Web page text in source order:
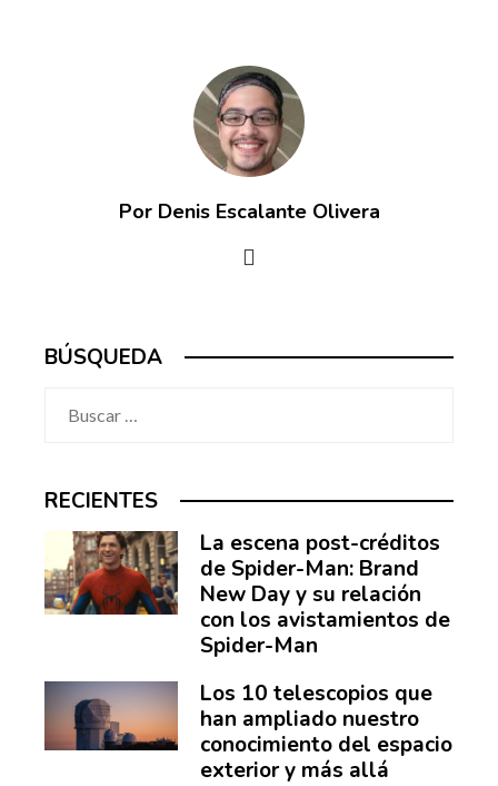
Por Denis Escalante Olivera
BÚSQUEDA
RECIENTES
La escena post-créditos
de Spider-Man: Brand
New Day y su relación
con los avistamientos de
Spider-Man
Los 10 telescopios que
han ampliado nuestro
conocimiento del espacio
exterior y más allá